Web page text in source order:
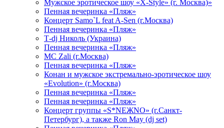
Мужское эротическое шоу «X-Style» (г. Москва)»
Пенная вечеринка «Пляж»
Концерт Samo`L feat A-Sen (г.Москва)
Пенная вечеринка «Пляж»
Т-dj Николь (Украина)
Пенная вечеринка «Пляж»
МС Zali (г.Москва)
Пенная вечеринка «Пляж»
Конан и мужское экстремально-эротическое шоу
«Evolution» (г.Москва)
Пенная вечеринка «Пляж»
Пенная вечеринка «Пляж»
Концерт группы «S*NEЖNO» (г.Санкт-
Петербург), а также Ron May (dj set)